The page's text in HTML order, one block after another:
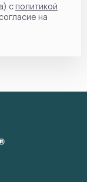
сполитикой
на